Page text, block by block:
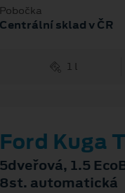
Pobočka
Centrální sklad v ČR
1 l
Ford Kuga
5dveřová, 1.5
8st. automatická